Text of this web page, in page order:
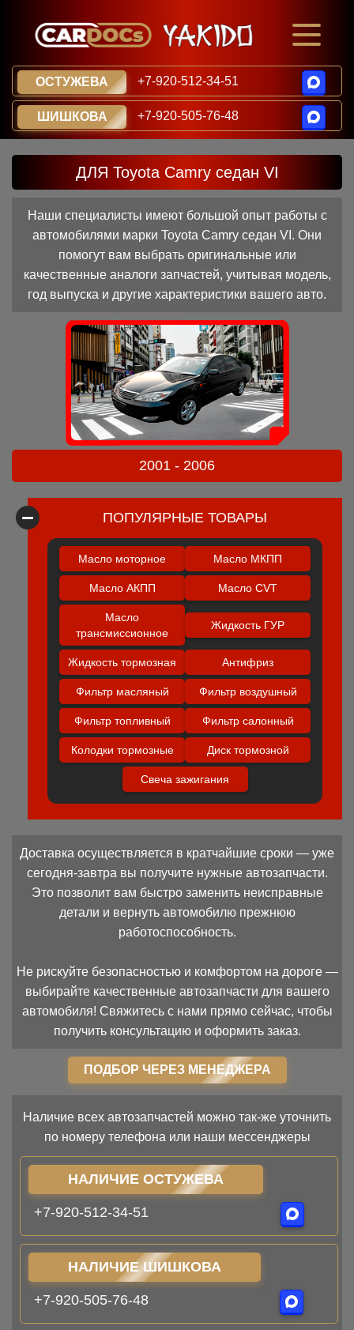
ОСТУЖЕВА +7-920-512-34-51
ШИШКОВА +7-920-505-76-48
ДЛЯ Toyota Camry седан VI
Наши специалисты имеют большой опыт работы с
автомобилями марки Toyota Camry седан VI. Они
помогут вам выбрать оригинальные или
качественные аналоги запчастей, учитывая модель,
год выпуска и другие характеристики вашего авто.
2001 - 2006
ПОПУЛЯРНЫЕ ТОВАРЫ
Масло моторное Масло МКПП
Масло АКПП Масло CVT
Масло
трансмиссионное
Жидкость ГУР
Жидкость тормозная Антифриз
Фильтр масляный Фильтр воздушный
Фильтр топливный Фильтр салонный
Колодки тормозные Диск тормозной
Свеча зажигания
Доставка осуществляется в кратчайшие сроки — уже
сегодня-завтра вы получите нужные автозапчасти.
Это позволит вам быстро заменить неисправные
детали и вернуть автомобилю прежнюю
работоспособность.
Не рискуйте безопасностью и комфортом на дороге —
выбирайте качественные автозапчасти для вашего
автомобиля! Свяжитесь с нами прямо сейчас, чтобы
получить консультацию и оформить заказ.
ПОДБОР ЧЕРЕЗ МЕНЕДЖЕРА
Наличие всех автозапчастей можно так-же уточнить
по номеру телефона или наши мессенджеры
НАЛИЧИЕ ОСТУЖЕВА
+7-920-512-34-51
НАЛИЧИЕ ШИШКОВА
+7-920-505-76-48